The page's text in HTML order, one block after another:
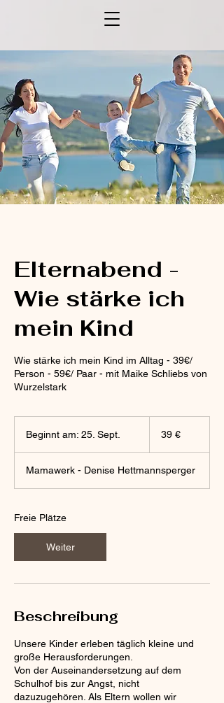
Elternabend -
Wie stärke ich
mein Kind
Wie stärke ich mein Kind im Alltag - 39€/
Person - 59€/ Paar - mit Maike Schliebs von
Wurzelstark
Beginnt am: 25. Sept.
i
n
t
.
39 €
Mamawerk - Denise Hettmannsperger
Freie Plätze
Weiter
Beschreibung
Unsere Kinder erleben täglich kleine und
große Herausforderungen.
Von der Auseinandersetzung auf dem
Schulhof bis zur Angst, nicht
dazuzugehören. Als Eltern wollen wir